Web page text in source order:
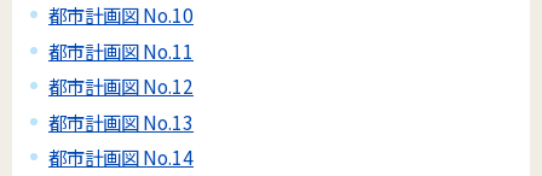
都市計画図 No.10
都市計画図 No.11
都市計画図 No.12
都市計画図 No.13
都市計画図 No.14